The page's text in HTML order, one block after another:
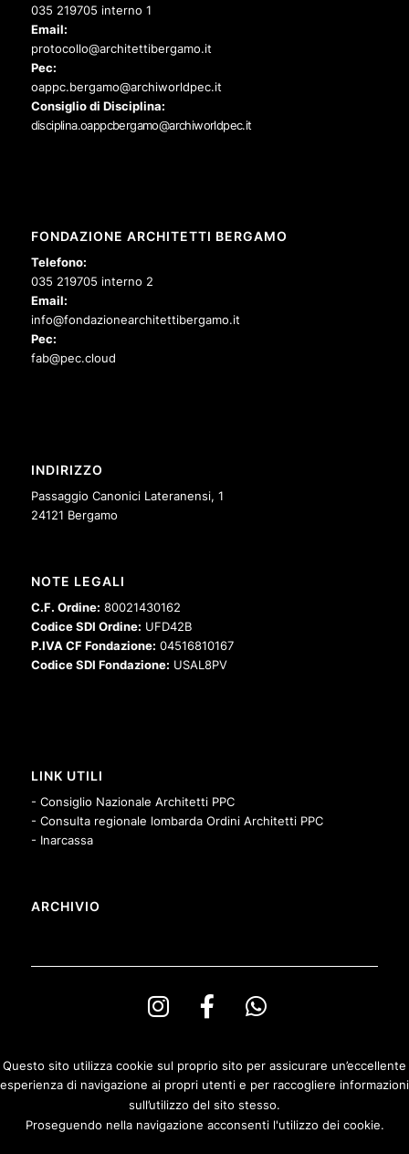
035 219705 interno 1
Email:
protocollo@architettibergamo.it
Pec:
oappc.bergamo@archiworldpec.it
Consiglio di Disciplina:
disciplina.oappcbergamo@archiworldpec.it
FONDAZIONE ARCHITETTI BERGAMO
Telefono:
035 219705 interno 2
Email:
info@fondazionearchitettibergamo.it
Pec:
fab@pec.cloud
INDIRIZZO
Passaggio Canonici Lateranensi, 1
24121 Bergamo
NOTE LEGALI
C.F. Ordine: 80021430162
Codice SDI Ordine: UFD42B
P.IVA CF Fondazione: 04516810167
Codice SDI Fondazione: USAL8PV
LINK UTILI
- Consiglio Nazionale Architetti PPC
- Consulta regionale lombarda Ordini Architetti PPC
- Inarcassa
ARCHIVIO
© Copyright Ordine degli Architetti PPeC della Provincia di Bergamo e
Fondazione Architetti Bergamo
Questo sito utilizza cookie sul proprio sito per assicurare un’eccellente
esperienza di navigazione ai propri utenti e per raccogliere informazioni
sull’utilizzo del sito stesso.
Proseguendo nella navigazione acconsenti l'utilizzo dei cookie.